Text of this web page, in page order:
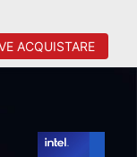
ACQUISTARE